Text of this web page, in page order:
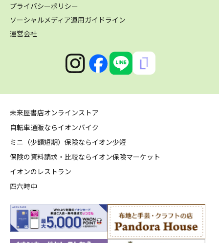
プライバシーポリシー
ソーシャルメディア運用ガイドライン
運営会社
未来屋書店オンラインストア
自転車通販ならイオンバイク
ミニ（少額短期）保険ならイオン少短
保険の資料請求・比較ならイオン保険マーケット
イオンのレストラン
四六時中